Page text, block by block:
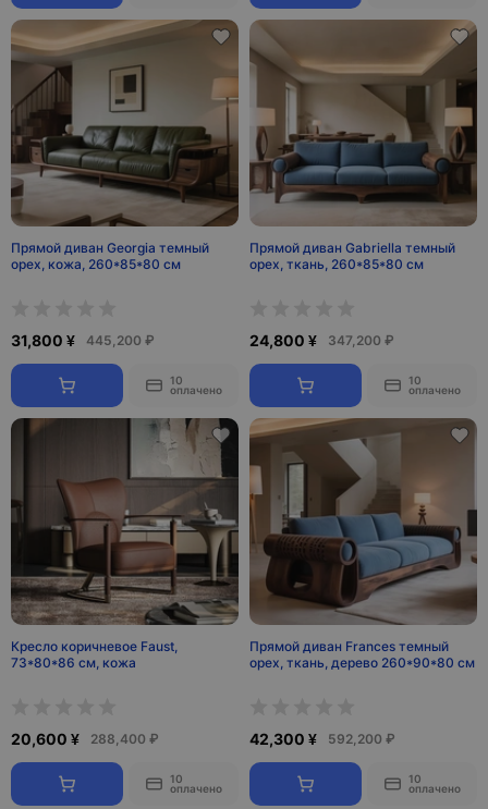
Прямой диван Georgia темный
орех, кожа, 260*85*80 см
31,800 ¥ 445,200 ₽
10
оплачено
Прямой диван Gabriella темный
орех, ткань, 260*85*80 см
24,800 ¥ 347,200 ₽
10
оплачено
Кресло коричневое Faust,
73*80*86 см, кожа
20,600 ¥ 288,400 ₽
10
оплачено
Прямой диван Frances темный
орех, ткань, дерево 260*90*80 см
42,300 ¥ 592,200 ₽
10
оплачено